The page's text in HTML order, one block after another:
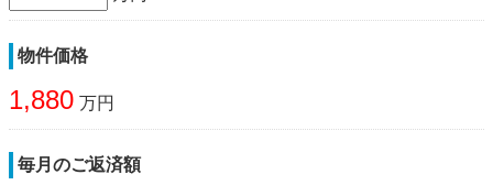
物件価格
1,880 万円
毎月のご返済額